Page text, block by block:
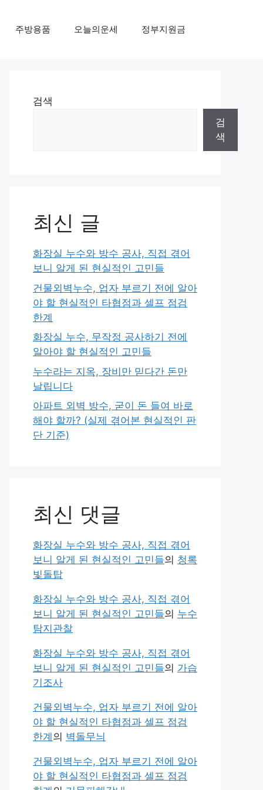
주방용품 오늘의운세 정부지원금
검색
검
색
최신 글
화장실 누수와 방수 공사, 직접 겪어
보니 알게 된 현실적인 고민들
건물외벽누수, 업자 부르기 전에 알아
야 할 현실적인 타협점과 셀프 점검
한계
화장실 누수, 무작정 공사하기 전에
알아야 할 현실적인 고민들
누수라는 지옥, 장비만 믿다간 돈만
날립니다
아파트 외벽 방수, 굳이 돈 들여 바로
해야 할까? (실제 겪어본 현실적인 판
단 기준)
최신 댓글
화장실 누수와 방수 공사, 직접 겪어
보니 알게 된 현실적인 고민들의 청록
빛돌탑
화장실 누수와 방수 공사, 직접 겪어
보니 알게 된 현실적인 고민들의 누수
탐지관찰
화장실 누수와 방수 공사, 직접 겪어
보니 알게 된 현실적인 고민들의 가습
기조사
건물외벽누수, 업자 부르기 전에 알아
야 할 현실적인 타협점과 셀프 점검
한계 의 벽돌무늬
건물외벽누수, 업자 부르기 전에 알아
야 할 현실적인 타협점과 셀프 점검